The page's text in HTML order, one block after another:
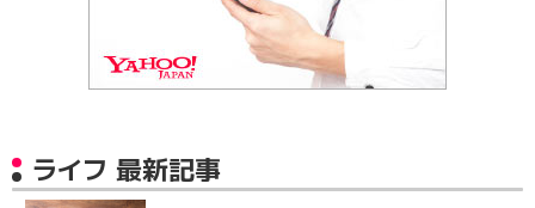
ライフ 最新記事